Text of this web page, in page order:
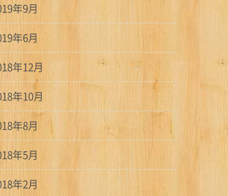
年9月
年6月
年12月
年10月
年8月
年5月
年2月